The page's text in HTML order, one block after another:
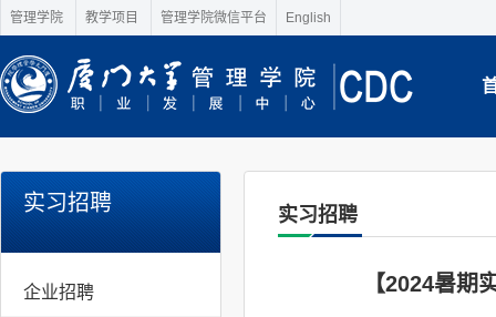
管理学院 教学项目 管理学院微信平台 English
实习招聘
企业招聘
实习招聘
【2024暑期